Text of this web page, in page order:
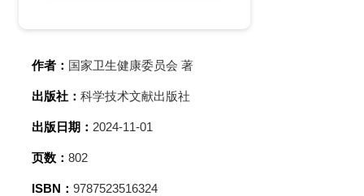
作者： 国家卫生健康委员会 著
出版社： 科学技术文献出版社
出版日期： 2024-11-01
页数： 802
ISBN： 9787523516324